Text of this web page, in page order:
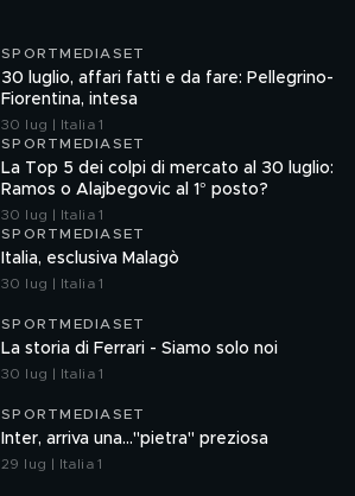
SPORTMEDIASET
30 luglio, affari fatti e da fare: Pellegrino-
Fiorentina, intesa
30 lug | Italia 1
SPORTMEDIASET
La Top 5 dei colpi di mercato al 30 luglio:
Ramos o Alajbegovic al 1° posto?
30 lug | Italia 1
SPORTMEDIASET
Italia, esclusiva Malagò
30 lug | Italia 1
SPORTMEDIASET
La storia di Ferrari - Siamo solo noi
30 lug | Italia 1
SPORTMEDIASET
Inter, arriva una..."pietra" preziosa
29 lug | Italia 1